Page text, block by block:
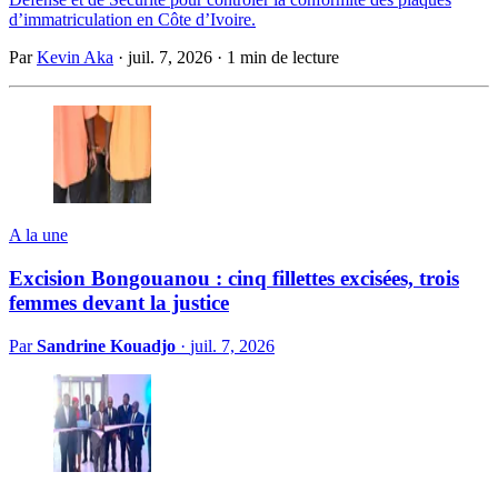
d’immatriculation en Côte d’Ivoire.
ParKevin Aka · juil. 7, 2026 · 1 min de lecture
A la une
Excision Bongouanou : cinq fillettes excisées, trois
femmes devant la justice
ParSandrine Kouadjo · juil. 7, 2026